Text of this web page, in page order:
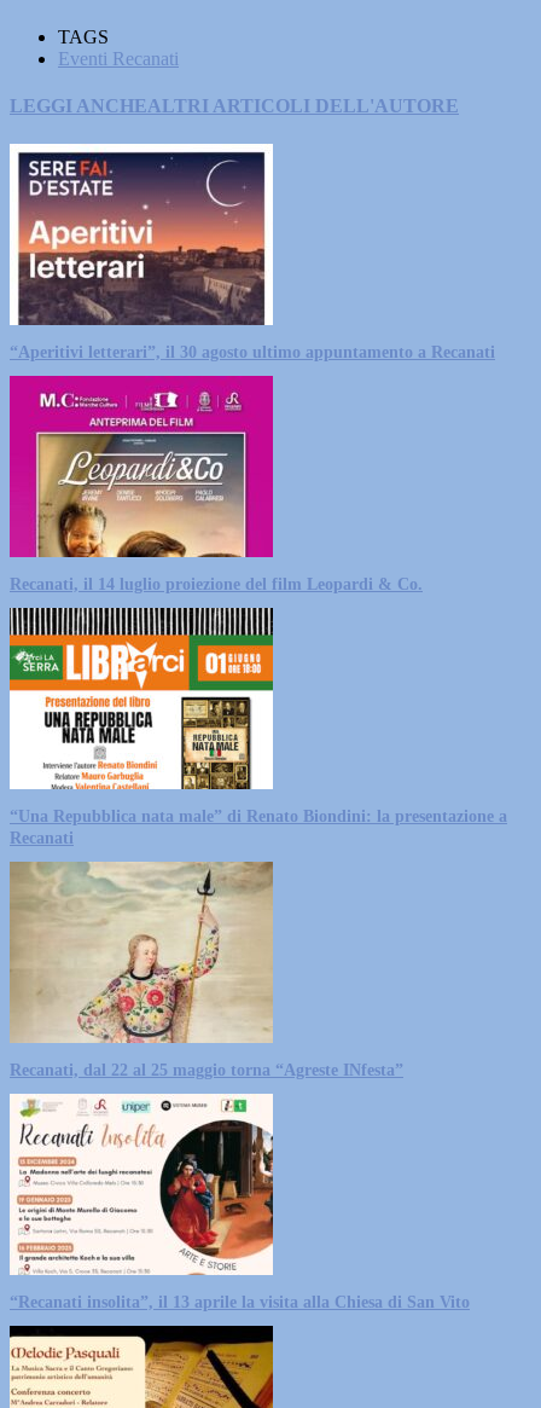
TAGS
Eventi Recanati
LEGGI ANCHEALTRI ARTICOLI DELL'AUTORE
“Aperitivi letterari”, il 30 agosto ultimo appuntamento a Recanati
Recanati, il 14 luglio proiezione del film Leopardi & Co.
“Una Repubblica nata male” di Renato Biondini: la presentazione a
Recanati
Recanati, dal 22 al 25 maggio torna “Agreste INfesta”
“Recanati insolita”, il 13 aprile la visita alla Chiesa di San Vito